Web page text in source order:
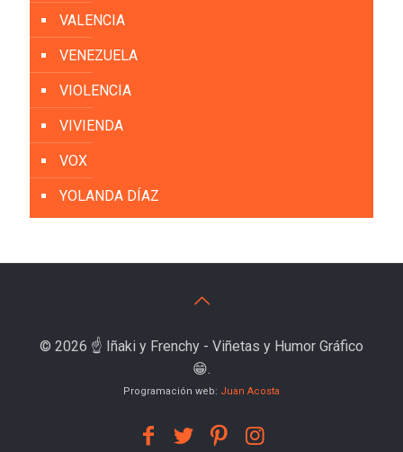
VALENCIA
VENEZUELA
VIOLENCIA
VIVIENDA
VOX
YOLANDA DÍAZ
© 2026 ☝️ Iñaki y Frenchy - Viñetas y Humor Gráfico
😁.
Programación web: Juan Acosta